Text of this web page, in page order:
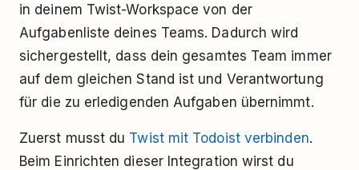
in deinem Twist-Workspace von der
Aufgabenliste deines Teams. Dadurch wird
sichergestellt, dass dein gesamtes Team immer
auf dem gleichen Stand ist und Verantwortung
für die zu erledigenden Aufgaben übernimmt.
Zuerst musst du Twist mit Todoist verbinden.
Beim Einrichten dieser Integration wirst du